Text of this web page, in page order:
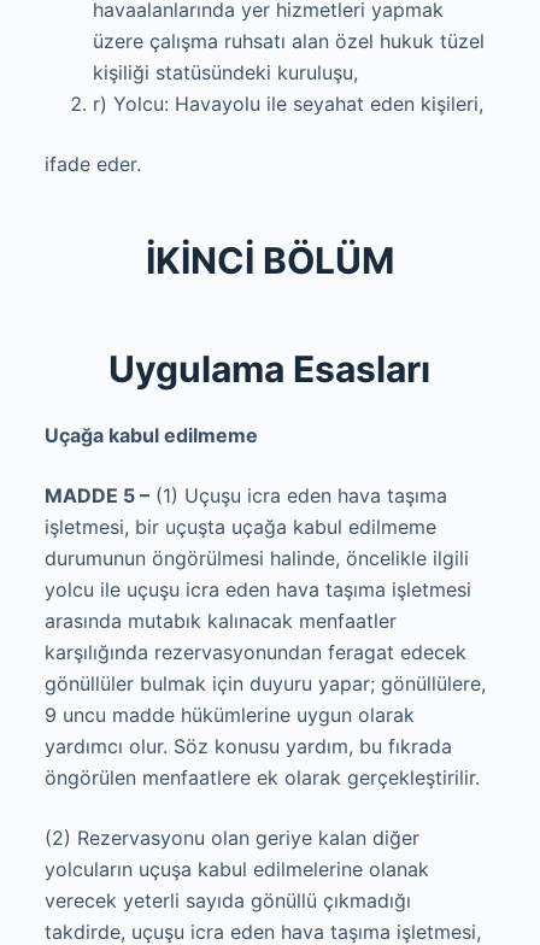
havaalanlarında yer hizmetleri yapmak
üzere çalışma ruhsatı alan özel hukuk tüzel
kişiliği statüsündeki kuruluşu,
r) Yolcu: Havayolu ile seyahat eden kişileri,
ifade eder.
İKİNCİ BÖLÜM
Uygulama Esasları
Uçağa kabul edilmeme
MADDE 5 –(1) Uçuşu icra eden hava taşıma
işletmesi, bir uçuşta uçağa kabul edilmeme
durumunun öngörülmesi halinde, öncelikle ilgili
yolcu ile uçuşu icra eden hava taşıma işletmesi
arasında mutabık kalınacak menfaatler
karşılığında rezervasyonundan feragat edecek
gönüllüler bulmak için duyuru yapar; gönüllülere,
9 uncu madde hükümlerine uygun olarak
yardımcı olur. Söz konusu yardım, bu fıkrada
öngörülen menfaatlere ek olarak gerçekleştirilir.
(2) Rezervasyonu olan geriye kalan diğer
yolcuların uçuşa kabul edilmelerine olanak
verecek yeterli sayıda gönüllü çıkmadığı
takdirde, uçuşu icra eden hava taşıma işletmesi,